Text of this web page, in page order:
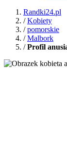
Randki24.pl
/Kobiety
/pomorskie
/Malbork
/Profil